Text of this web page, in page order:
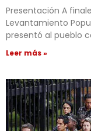
Presentación A
Levantamiento
presentó al pueblo
Leer más »